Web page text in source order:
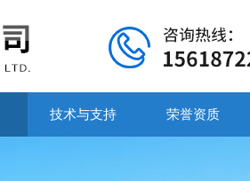
技术与支持 荣誉资质